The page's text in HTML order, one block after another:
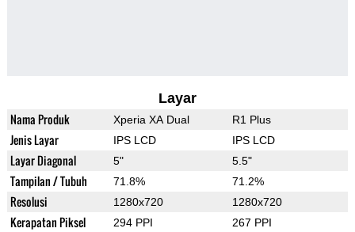
Layar
Nama Produk Xperia XA Dual R1 Plus
Jenis Layar IPS LCD IPS LCD
Layar Diagonal 5" 5.5"
Tampilan / Tubuh 71.8% 71.2%
Resolusi 1280x720 1280x720
Kerapatan Piksel 294 PPI 267 PPI